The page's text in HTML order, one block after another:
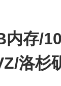
存/
洛杉